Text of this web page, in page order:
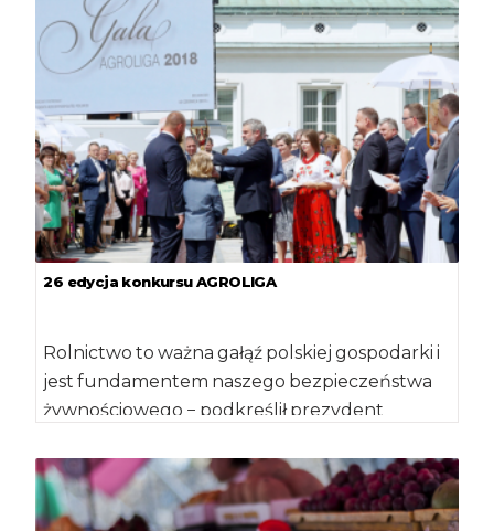
26 edycja konkursu AGROLIGA
Rolnictwo to ważna gałąź polskiej gospodarki i
jest fundamentem naszego bezpieczeństwa
żywnościowego − podkreślił prezydent